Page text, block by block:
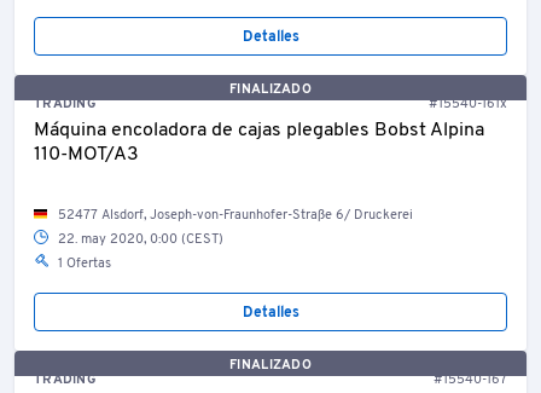
Detalles
FINALIZADO
TRADING
#15540-161x
Máquina encoladora de cajas plegables Bobst Alpina
110-MOT/A3
52477 Alsdorf, Joseph-von-Fraunhofer-Straße 6/ Druckerei
22. may 2020, 0:00 (CEST)
1 Ofertas
Detalles
FINALIZADO
TRADING
#15540-167